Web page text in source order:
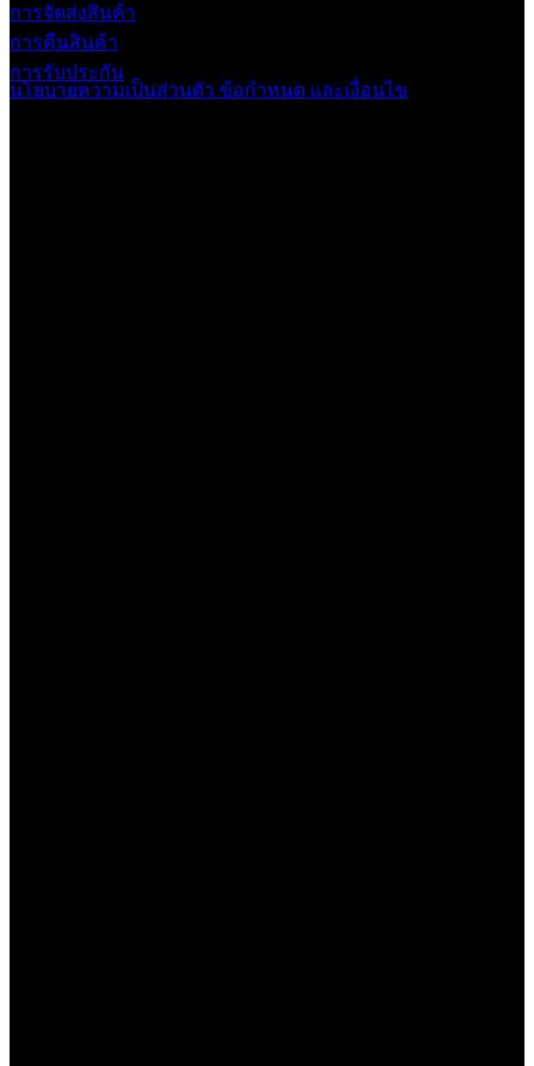
การจัดส่งสินค้า
การคืนสินค้า
การรับประกัน
นโยบายความเป็นส่วนตัว ข้อกำหนด และเงื่อนไข